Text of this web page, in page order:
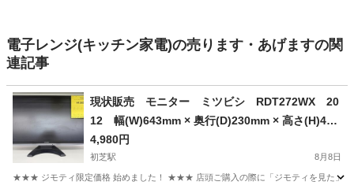
電子レンジ(キッチン家電)の売ります・あげますの関
連記事
現状販売 モニター ミツビシ RDT272WX 20
12 幅(W)643mm × 奥行(D)230mm × 高さ(H)444
mm ✨️ジモティー割引✨️【ジャングルジャングル
堺初芝店】 堺市（東区 西区 北区 南区 堺
区 美原区）高石市 泉大津市 忠岡町 和泉
4,980円
初芝駅 8月8日
★★★ ジモティ限定価格 始めました！ ★★★ 店頭ご購入の際に「ジモティを見た」と